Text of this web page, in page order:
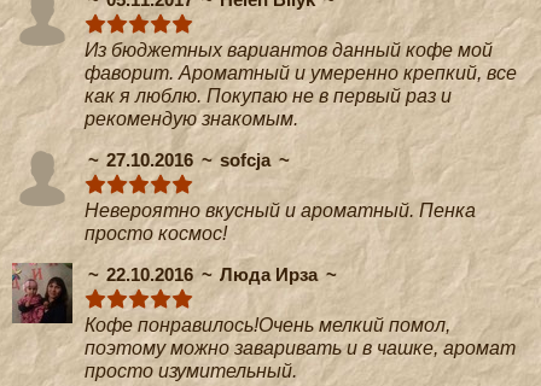
Из бюджетных вариантов данный кофе мой
фаворит. Ароматный и умеренно крепкий, все
как я люблю. Покупаю не в первый раз и
рекомендую знакомым.
27.10.2016
sofcja
Невероятно вкусный и ароматный. Пенка
просто космос!
22.10.2016
Люда Ирза
Кофе понравилось!Очень мелкий помол,
поэтому можно заваривать и в чашке, аромат
просто изумительный.